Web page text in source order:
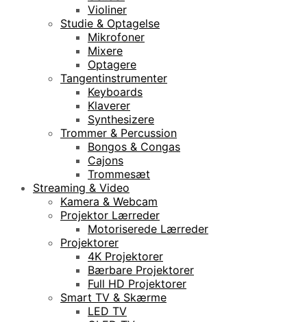
Violiner
Studie & Optagelse
Mikrofoner
Mixere
Optagere
Tangentinstrumenter
Keyboards
Klaverer
Synthesizere
Trommer & Percussion
Bongos & Congas
Cajons
Trommesæt
Streaming & Video
Kamera & Webcam
Projektor Lærreder
Motoriserede Lærreder
Projektorer
4K Projektorer
Bærbare Projektorer
Full HD Projektorer
Smart TV & Skærme
LED TV